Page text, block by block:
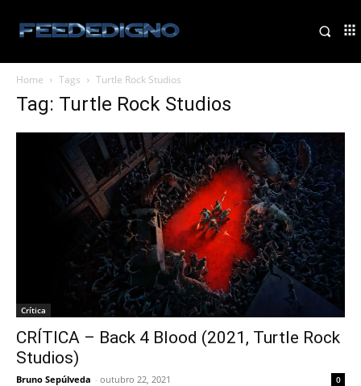
Home Tags Turtle Rock Studios
Tag: Turtle Rock Studios
Crítica
CRÍTICA – Back 4 Blood (2021, Turtle Rock
Studios)
Bruno Sepúlveda - outubro 22, 2021 0